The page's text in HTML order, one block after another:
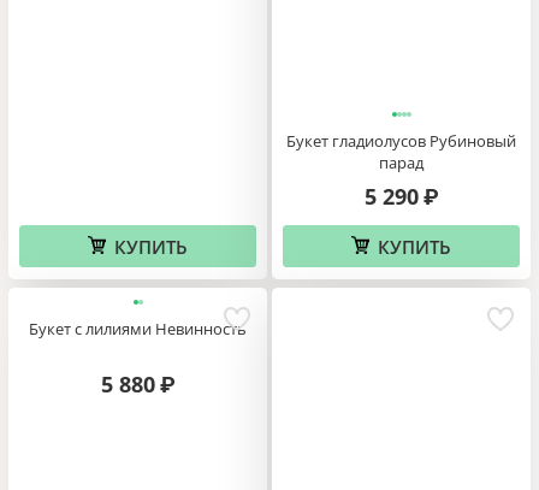
КУПИТЬ
Букет гладиолусов Рубиновый
парад
5 290 ₽
КУПИТЬ
Букет с лилиями Невинность
5 880 ₽